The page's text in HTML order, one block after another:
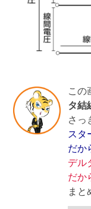
この
タ結
さっ
スタ
だか
デル
だか
まと